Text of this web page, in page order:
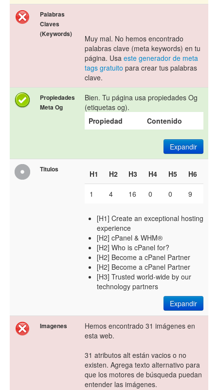
Palabras
Claves
(Keywords)
Muy mal. No hemos encontrado
palabras clave (meta keywords) en tu
página. Usa este generador de meta
tags gratuito para crear tus palabras
clave.
Propiedades
Meta Og
Bien. Tu página usa propiedades Og
(etiquetas og).
Propiedad
Contenido
Expandir
Titulos H1 H2 H3 H4 H5 H6
1 4 16 0 0 9
[H1] Create an exceptional hosting
experience
[H2] cPanel & WHM®
[H2] Who is cPanel for?
[H2] Become a cPanel Partner
[H2] Become a cPanel Partner
[H3] Trusted world-wide by our
technology partners
Expandir
Imagenes
Hemos encontrado 31 imágenes en
esta web.
31 atributos alt están vacios o no
existen. Agrega texto alternativo para
que los motores de búsqueda puedan
entender las imágenes.